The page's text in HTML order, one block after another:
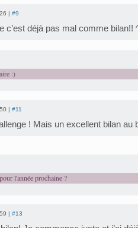
| #9
c’est déjà pas mal comme bilan!!
:)
| #11
! Mais un excellent bilan au
l'année prochaine ?
| #13